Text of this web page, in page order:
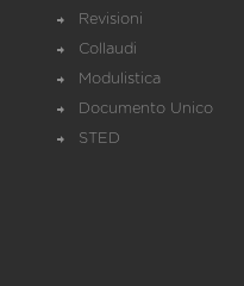
Revisioni
Collaudi
Modulistica
Documento Unico
STED